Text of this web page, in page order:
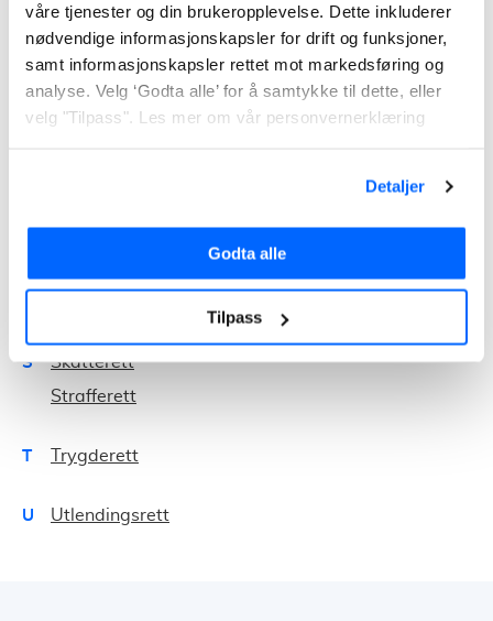
våre tjenester og din brukeropplevelse. Dette inkluderer
nødvendige informasjonskapsler for drift og funksjoner,
samt informasjonskapsler rettet mot markedsføring og
analyse. Velg ‘Godta alle’ for å samtykke til dette, eller
velg "Tilpass". Les mer om vår personvernerklæring
Detaljer
Godta alle
Tilpass
Familierett
Forbrukerrett
Forvaltningsrett
Forsikringsrett
S
Skatterett
Strafferett
T Trygderett
U Utlendingsrett